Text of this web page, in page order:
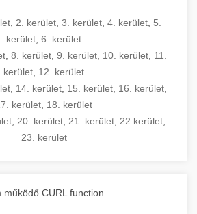
2. kerület 3. kerület 4. kerület 5.
kerület 6. kerület
, 8. kerület, 9. kerület, 10. kerület, 11.
kerület 12. kerület
14. kerület 15. kerület 16. kerület
kerület 18. kerület
20. kerület 21. kerület 22.kerület
23. kerület
működő CURL function.